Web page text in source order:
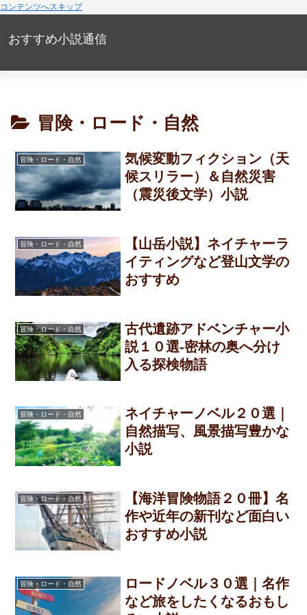
コンテンツへスキップ
おすすめ小説通信
冒険・ロード・自然
冒険・ロード・自然
気候変動フィクション（天
候スリラー）＆自然災害
（震災後文学）小説
冒険・ロード・自然
【山岳小説】ネイチャーラ
イティングなど登山文学の
おすすめ
冒険・ロード・自然
古代遺跡アドベンチャー小
説１０選-密林の奥へ分け
入る探検物語
冒険・ロード・自然
ネイチャーノベル２０選｜
自然描写、風景描写豊かな
小説
冒険・ロード・自然
【海洋冒険物語２０冊】名
作や近年の新刊など面白い
おすすめ小説
冒険・ロード・自然
ロードノベル３０選｜名作
など旅をしたくなるおもし